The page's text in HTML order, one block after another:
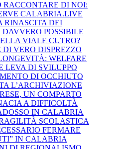
DI NOI:
CALABRIA.LIVE
RINASCITA DEI
POSSIBILE
VIALE CUTRO?
VERO DISPREZZO
WELFARE
LEVA DI SVILUPPO
DI OCCHIUTO
L’ARCHIVIAZIONE
UN COMPARTO
A DIFFICOLTÀ
IN CALABRIA
SCOLASTICA
FERMARE
IN CALABRIA